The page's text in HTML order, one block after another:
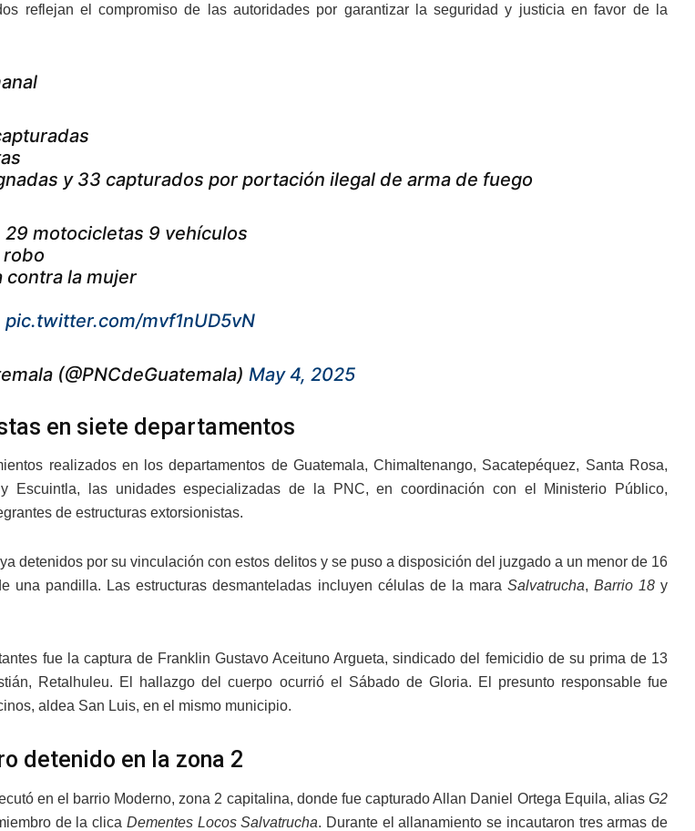
reflejan el compromiso de las autoridades por garantizar la seguridad y justicia en favor de la
y 33 capturados por portación ilegal de arma de fuego
motocicletas 9 vehículos
robo
contra la mujer
pic.twitter.com/mvf1nUD5vN
(@PNCdeGuatemala) May 4, 2025
en siete departamentos
realizados en los departamentos de Guatemala, Chimaltenango, Sacatepéquez, Santa Rosa,
y Escuintla, las unidades especializadas de la PNC, en coordinación con el Ministerio Público,
de estructuras extorsionistas.
detenidos por su vinculación con estos delitos y se puso a disposición del juzgado a un menor de 16
una pandilla. Las estructuras desmanteladas incluyen células de la mara Salvatrucha, Barrio 18y
fue la captura de Franklin Gustavo Aceituno Argueta, sindicado del femicidio de su prima de 13
Retalhuleu. El hallazgo del cuerpo ocurrió el Sábado de Gloria. El presunto responsable fue
aldea San Luis, en el mismo municipio.
detenido en la zona 2
en el barrio Moderno, zona 2 capitalina, donde fue capturado Allan Daniel Ortega Equila, alias G2
de la clica Dementes Locos Salvatrucha. Durante el allanamiento se incautaron tres armas de